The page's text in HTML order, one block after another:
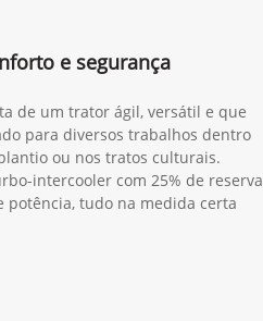
e segurança
de um trator ágil, versátil e que
para diversos trabalhos dentro
ou nos tratos culturais.
intercooler com 25% de reserva
potência, tudo na medida certa